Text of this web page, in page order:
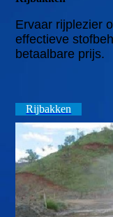
Ervaar rijplezier
effectieve
betaalbare prijs.
Rijbakken